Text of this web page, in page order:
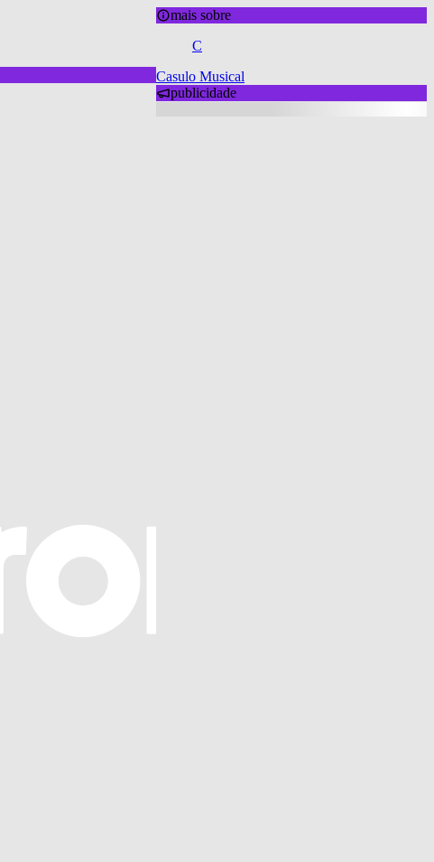
mais sobre
C
Casulo Musical
publicidade